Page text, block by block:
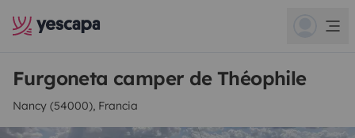
Furgoneta camper de Théophile
Nancy (54000), Francia